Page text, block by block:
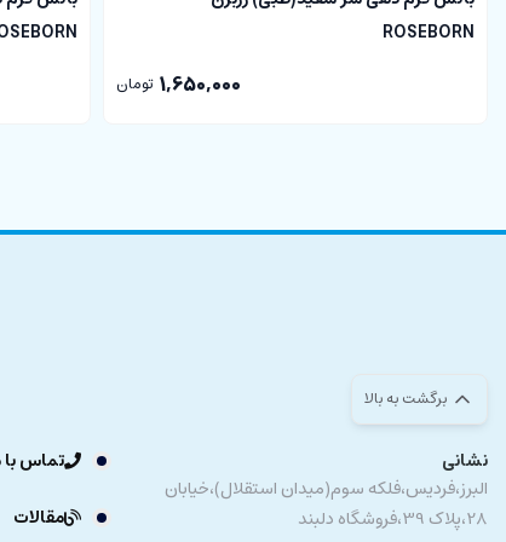
فروشگاه اینترنتی دلبند
لوازم سیسمونیو شیشه
با توجه به تفاوت کیفیت نمایشگرهای موبایل و کامپیوتر، رنگ محصولات ممکن است تا 10 درصد
ROSEBORN
1,650,000 تومان
برگشت به بالا
نشانی
البرز،فردیس،فلکه سوم(میدان استقلال)،خیابان
28،پلاک 39،فروشگاه دلبند
تماس با
مقالات